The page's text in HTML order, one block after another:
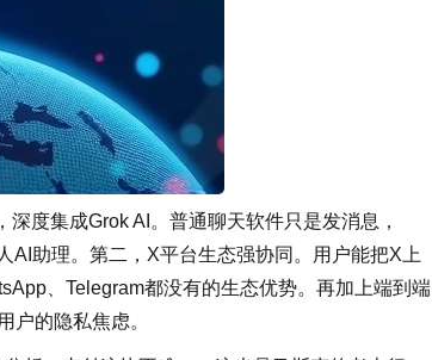
度集成Grok AI。普通聊天软件只是发消息，
AI助理。第二，X平台生态强协同。用户能把X上
、Telegram都没有的生态优势。再加上端到端
户的隐私焦虑。